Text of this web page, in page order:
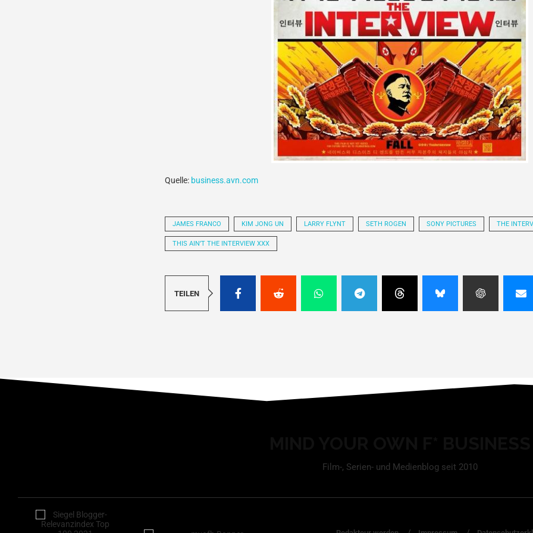
Quelle: business.avn.com
JAMES FRANCO KIM JONG UN LARRY FLYNT SETH ROGEN SONY PICTURES THE
THIS AIN’T THE INTERVIEW XXX
TEILEN
Film-, Serien- und Medienblog seit 2010